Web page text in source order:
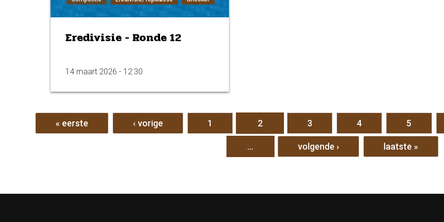
Eredivisie - Ronde 12
14 maart 2026 - 12:30
Pagina's
« eerste ‹ vorige 1 2 3 4 5
… volgende › laatste »